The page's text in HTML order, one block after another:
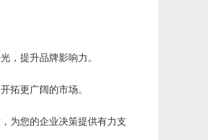
，提升品牌影响力。
拓更广阔的市场。
为您的企业决策提供有力支